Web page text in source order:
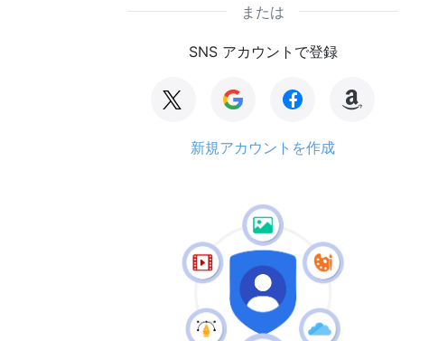
または
SNS アカウントで登録
新規アカウントを作成